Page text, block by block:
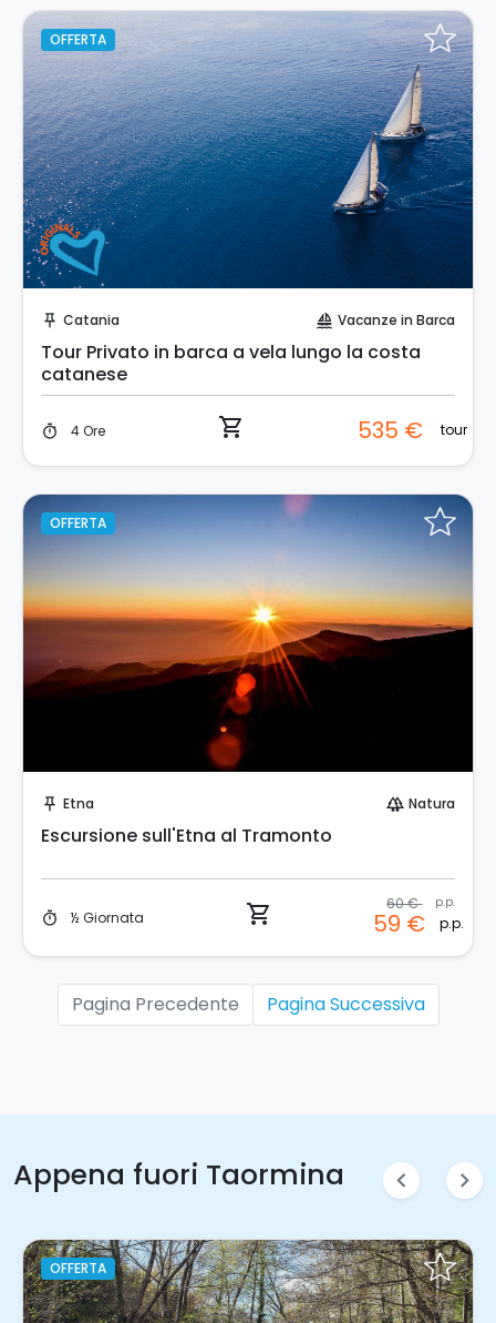
OFFERTA
push_pin Catania sailing Vacanze in Barca
Tour Privato in barca a vela lungo la costa
catanese
timer 4 Ore shopping_cart 535 € tour
OFFERTA
push_pin Etna forest Natura
Escursione sull'Etna al Tramonto
timer ½ Giornata shopping_cart 60 € p.p.
59 € p.p.
Pagina Precedente Pagina Successiva
Appena fuori Taormina chevron_left chevron_right
OFFERTA